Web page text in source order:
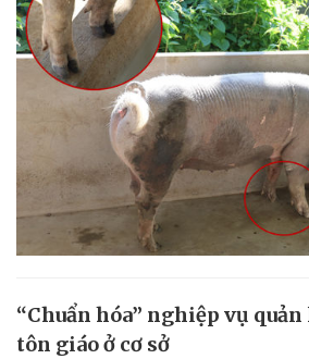
“Chuẩn hóa” nghiệp vụ
tôn giáo ở cơ sở